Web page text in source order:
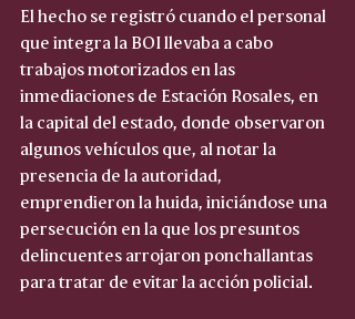
El hecho se registró cuando el personal
que integra la BOI llevaba a cabo
trabajos motorizados en las
inmediaciones de Estación Rosales, en
la capital del estado, donde observaron
algunos vehículos que, al notar la
presencia de la autoridad,
emprendieron la huida, iniciándose una
persecución en la que los presuntos
delincuentes arrojaron ponchallantas
para tratar de evitar la acción policial.